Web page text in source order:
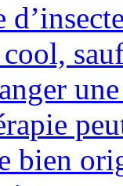
cool,
bien